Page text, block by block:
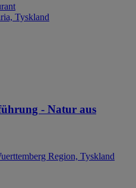
Tyskland
- Natur aus
Region, Tyskland